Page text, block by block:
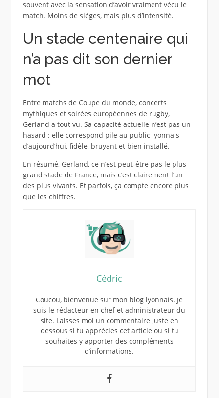
souvent avec la sensation d’avoir vraiment vécu le
match. Moins de sièges, mais plus d’intensité.
Un stade centenaire qui
n’a pas dit son dernier
mot
Entre matchs de Coupe du monde, concerts
mythiques et soirées européennes de rugby,
Gerland a tout vu. Sa capacité actuelle n’est pas un
hasard : elle correspond pile au public lyonnais
d’aujourd’hui, fidèle, bruyant et bien installé.
En résumé, Gerland, ce n’est peut-être pas le plus
grand stade de France, mais c’est clairement l’un
des plus vivants. Et parfois, ça compte encore plus
que les chiffres.
Cédric
Coucou, bienvenue sur mon blog lyonnais. Je
suis le rédacteur en chef et administrateur du
site. Laisses moi un commentaire juste en
dessous si tu apprécies cet article ou si tu
souhaites y apporter des compléments
d’informations.